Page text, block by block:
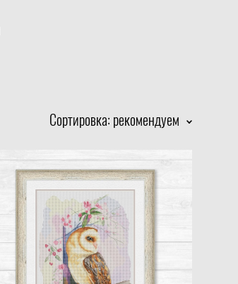
Сортировка: рекомендуем